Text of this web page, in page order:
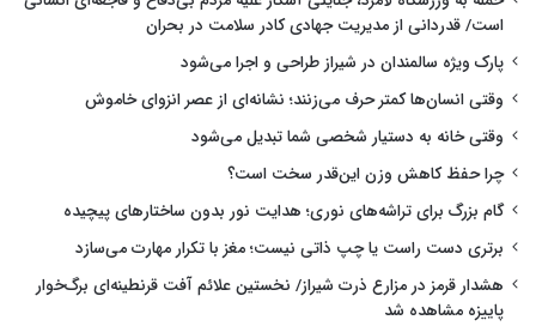
است/ قدردانی از مدیریت جهادی کادر سلامت در بحران
پارک ویژه سالمندان در شیراز طراحی و اجرا می‌شود
وقتی انسان‌ها کمتر حرف می‌زنند؛ نشانه‌ای از عصر انزوای خاموش
وقتی خانه به دستیار شخصی شما تبدیل می‌شود
چرا حفظ کاهش وزن این‌قدر سخت است؟
گام بزرگ برای تراشه‌های نوری؛ هدایت نور بدون ساختارهای پیچیده
برتری دست راست یا چپ ذاتی نیست؛ مغز با تکرار مهارت می‌سازد
هشدار قرمز در مزارع ذرت شیراز/ نخستین علائم آفت قرنطینه‌ای برگ‌خوار
پاییزه مشاهده شد